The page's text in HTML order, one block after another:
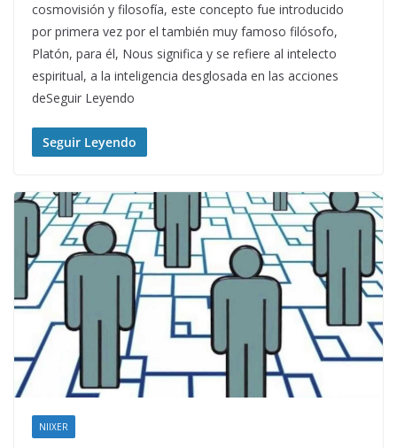
cosmovisión y filosofía, este concepto fue introducido
por primera vez por el también muy famoso filósofo,
Platón, para él, Nous significa y se refiere al intelecto
espiritual, a la inteligencia desglosada en las acciones
deSeguir Leyendo
Seguir Leyendo
NIIXER